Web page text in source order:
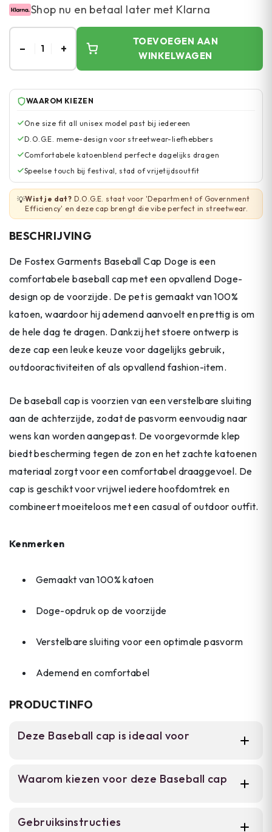
Shop nu en betaal later met Klarna
– 1 +
TOEVOEGEN AAN
WINKELWAGEN
WAAROM KIEZEN
One size fit all unisex model past bij iedereen
D.O.G.E. meme-design voor streetwear-liefhebbers
Comfortabele katoenblend perfecte dagelijks dragen
Speelse touch bij festival, stad of vrijetijdsoutfit
💡Wist je dat? D.O.G.E. staat voor 'Department of Government
Efficiency' en deze cap brengt die vibe perfect in streetwear.
BESCHRIJVING
De Fostex Garments Baseball Cap Doge is een
comfortabele baseball cap met een opvallend Doge-
design op de voorzijde. De pet is gemaakt van 100%
katoen, waardoor hij ademend aanvoelt en prettig is om
de hele dag te dragen. Dankzij het stoere ontwerp is
deze cap een leuke keuze voor dagelijks gebruik,
outdooractiviteiten of als opvallend fashion-item.
De baseball cap is voorzien van een verstelbare sluiting
aan de achterzijde, zodat de pasvorm eenvoudig naar
wens kan worden aangepast. De voorgevormde klep
biedt bescherming tegen de zon en het zachte katoenen
materiaal zorgt voor een comfortabel draaggevoel. De
cap is geschikt voor vrijwel iedere hoofdomtrek en
combineert moeiteloos met een casual of outdoor outfit.
Kenmerken
Gemaakt van 100% katoen
Doge-opdruk op de voorzijde
Verstelbare sluiting voor een optimale pasvorm
Ademend en comfortabel
PRODUCTINFO
Deze Baseball cap is ideaal voor
enthousiasten die een casual cap zoeken
vrijetijdsoutfit.
Waarom kiezen voor deze Baseball cap
D.O.G.E. meme-design in marineblauw,
Gebruiksinstructies